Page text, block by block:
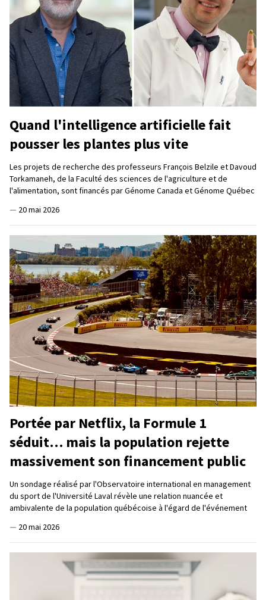
Quand l'intelligence artificielle fait
pousser les plantes plus vite
Les projets de recherche des professeurs François Belzile et Davoud
Torkamaneh, de la Faculté des sciences de l'agriculture et de
l'alimentation, sont financés par Génome Canada et Génome Québec
— 20 mai 2026
Portée par Netflix, la Formule 1
séduit… mais la population rejette
massivement son financement public
Un sondage réalisé par l'Observatoire international en management
du sport de l'Université Laval révèle une relation nuancée et
ambivalente de la population québécoise à l'égard de l'événement
— 20 mai 2026